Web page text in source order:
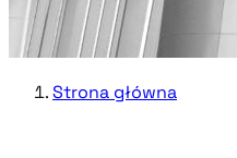
Strona główna